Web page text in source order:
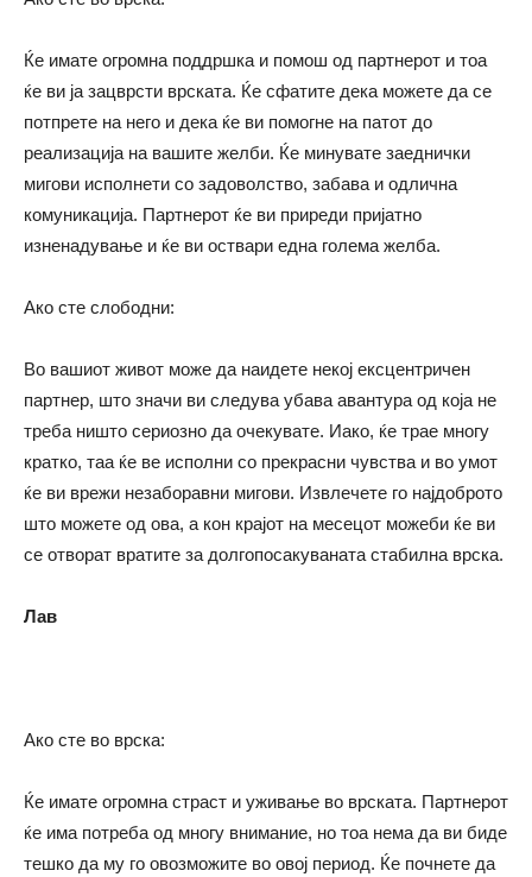
Ќе имате огромна поддршка и помош од партнерот и тоа
ќе ви ја зацврсти врската. Ќе сфатите дека можете да се
потпрете на него и дека ќе ви помогне на патот до
реализација на вашите желби. Ќе минувате заеднички
мигови исполнети со задоволство, забава и одлична
комуникација. Партнерот ќе ви приреди пријатно
изненадување и ќе ви оствари една голема желба.
Ако сте слободни:
Во вашиот живот може да наидете некој ексцентричен
партнер, што значи ви следува убава авантура од која не
треба ништо сериозно да очекувате. Иако, ќе трае многу
кратко, таа ќе ве исполни со прекрасни чувства и во умот
ќе ви врежи незаборавни мигови. Извлечете го најдоброто
што можете од ова, а кон крајот на месецот можеби ќе ви
се отворат вратите за долгопосакуваната стабилна врска.
Лав
Ако сте во врска:
Ќе имате огромна страст и уживање во врската. Партнерот
ќе има потреба од многу внимание, но тоа нема да ви биде
тешко да му го овозможите во овој период. Ќе почнете да